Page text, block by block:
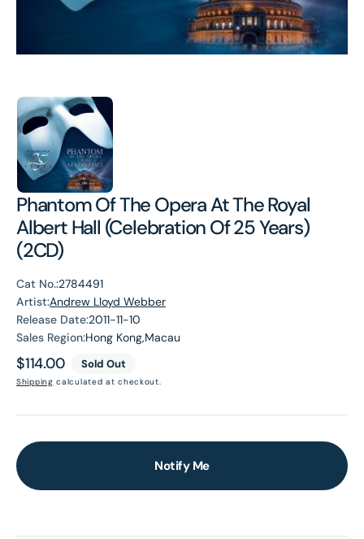
Phantom Of The Opera At The Royal
Albert Hall (Celebration Of 25 Years)
(2CD)
Cat No.:2784491
Artist:Andrew Lloyd Webber
Release Date:2011-11-10
Sales Region:Hong Kong,Macau
Regular
price
$114.00 Sold Out
Shipping calculated at checkout.
Notify Me